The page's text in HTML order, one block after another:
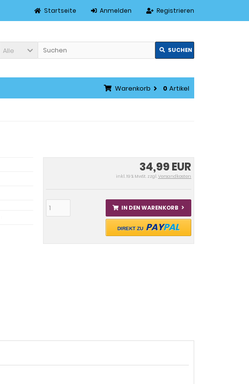
Registrieren
Anmelden
Startseite
Alle SUCHEN
Warenkorb 0 Artikel
34,99 EUR
inkl. 19 % MwSt. zzgl.Versandkosten
IN DEN WARENKORB
DIREKT ZU PAYPAL